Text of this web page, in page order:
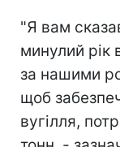
"Я вам
минулий рік
за нашими
щоб
вугілля,